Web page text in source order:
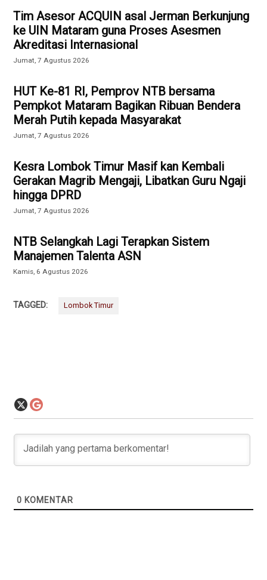
Tim Asesor ACQUIN asal Jerman Berkunjung
ke UIN Mataram guna Proses Asesmen
Akreditasi Internasional
Jumat, 7 Agustus 2026
HUT Ke-81 RI, Pemprov NTB bersama
Pempkot Mataram Bagikan Ribuan Bendera
Merah Putih kepada Masyarakat
Jumat, 7 Agustus 2026
Kesra Lombok Timur Masif kan Kembali
Gerakan Magrib Mengaji, Libatkan Guru Ngaji
hingga DPRD
Jumat, 7 Agustus 2026
NTB Selangkah Lagi Terapkan Sistem
Manajemen Talenta ASN
Kamis, 6 Agustus 2026
TAGGED: Lombok Timur
0 KOMENTAR